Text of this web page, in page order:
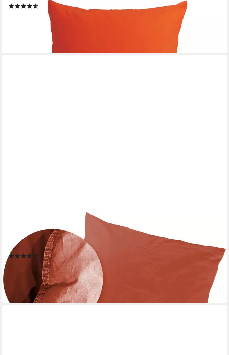
(179)
lieferbar - in 3-4 Werktagen bei dir
Kissenbezüge Kissenbezüge »Stone Washed«, Primera (2
Stück), (2 Stück), mit Stone-Washed Optik
(118)
ab 21,99 €
lieferbar - in 3-4 Werktagen bei dir
+10